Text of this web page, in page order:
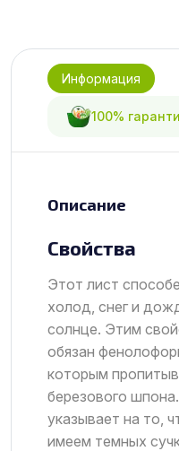
Информация
100%
Описание
Свойства
Этот лист
холод, снег и
солнце. Этим
обязан
которым
березового
указывает на то,
имеем темных